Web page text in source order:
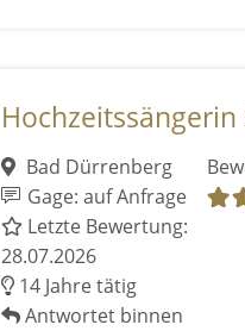
Bad Dürrenberg
Gage: auf Anfrage
Letzte Bewertung:
28.07.2026
14 Jahre tätig
Antwortet binnen